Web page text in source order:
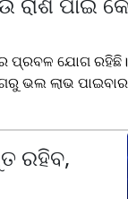
ଯୋଗ ରହିଛି।
ଭଲ ଲାଭ
ରହିବ,